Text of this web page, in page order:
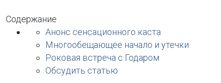
Содержание
Анонс сенсационного каста
Многообещающее начало и утечки
Роковая встреча с Годаром
Обсудить статью